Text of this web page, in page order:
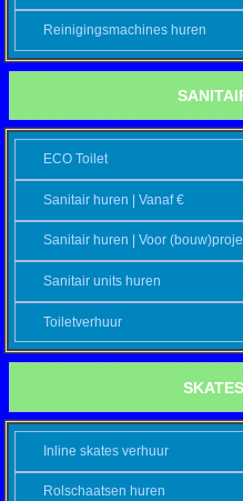
Reinigingsmachines huren
ECO Toilet
Sanitair huren | Vanaf €
Sanitair huren | Voor
Sanitair units huren
Toiletverhuur
Inline skates verhuur
Rolschaatsen huren